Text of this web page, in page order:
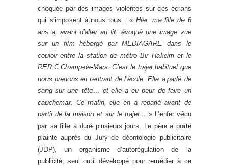
choquée par des images violentes sur ces écrans
qui s’imposent à nous tous : «Hier, ma fille de 6
ans a, avant d’aller au lit, évoqué une image vue
sur un film hébergé par MEDIAGARE dans le
couloir entre la station de métro Bir Hakeim et le
RER C Champ-de-Mars. C’est le trajet habituel que
nous prenons en rentrant de l’école. Elle a parlé de
sang sur une tête… et elle a eu peur de faire un
cauchemar. Ce matin, elle en a reparlé avant de
partir de la maison et sur le trajet… » L’enfer vécu
par sa fille a duré plusieurs jours. Le père a porté
plainte auprès du Jury de déontologie publicitaire
(JDP), un organisme d’autorégulation de la
publicité, seul outil développé pour remédier à ce